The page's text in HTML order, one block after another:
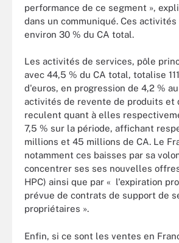
performance de ce segment »,
dans un communiqué. Ces
environ 30 % du CA total.
Les activités de services, pôle
avec 44,5 % du CA total, totalise
d'euros, en progression de 4,2 % au
activités de revente de produits et
reculent quant à elles
7,5 % sur la période, affichant
millions et 45 millions de CA. Le
notamment ces baisses par sa
concentrer ses ses nouvelles
HPC) ainsi que par « l'expiration
prévue de contrats de support de
propriétaires ».
Enfin, si ce sont les ventes en